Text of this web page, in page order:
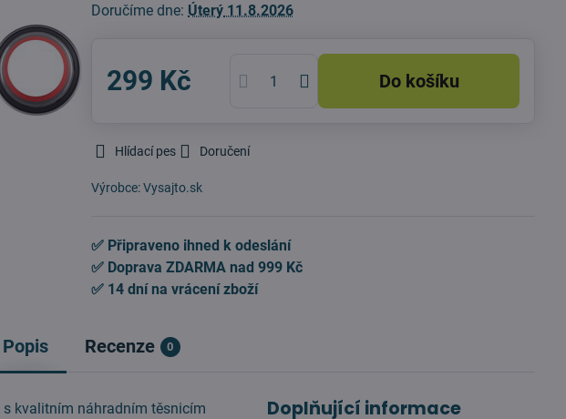
Doručíme dne: Úterý 11.8.2026
299 Kč Do košíku
Hlídací pes Doručení
Výrobce:Vysajto.sk
✅ Připraveno ihned k odeslání
✅ Doprava ZDARMA nad 999 Kč
✅ 14 dní na vrácení zboží
Popis Recenze 0
s kvalitním náhradním těsnicím
Doplňující informace